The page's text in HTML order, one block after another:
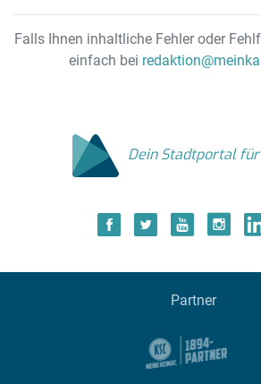
Falls Ihnen inhaltliche Fehler oder
einfach bei
Dein Stadtportal
Partner